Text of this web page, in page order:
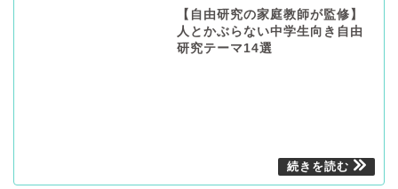
【自由研究の家庭教師が監修】
人とかぶらない中学生向き自由
研究テーマ14選